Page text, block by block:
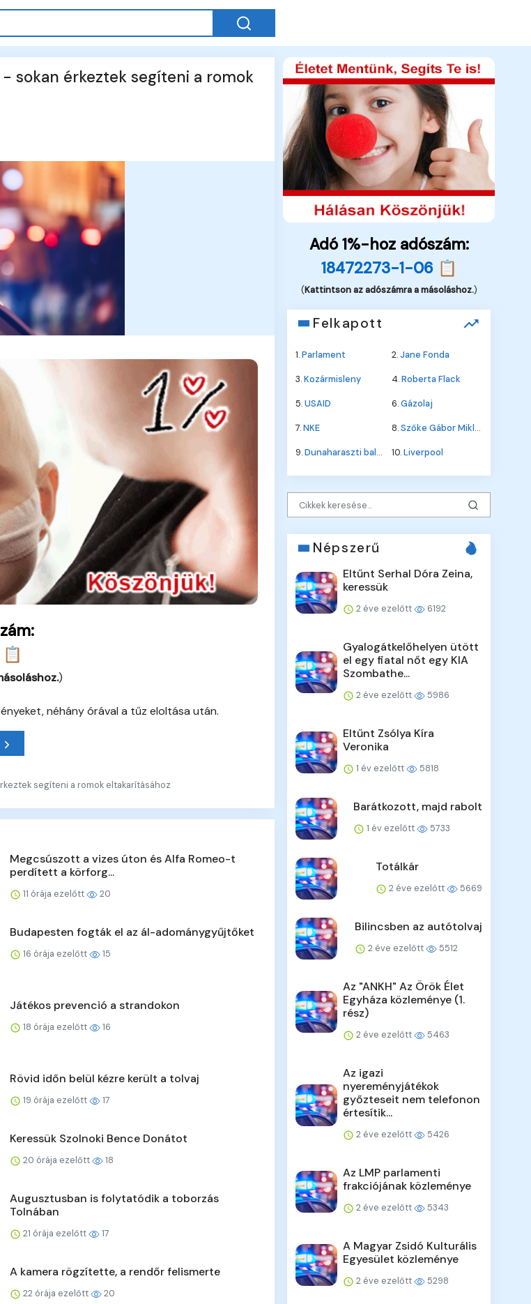
- sokan érkeztek segíteni a romok
)
néhány órával a tűz eloltása után.
segíteni a romok eltakarításához
Megcsúszott a vizes úton és Alfa Romeo-t
perdített a körforg...
11 órája ezelőtt 20
Budapesten fogták el az ál-adománygyűjtőket
16 órája ezelőtt 15
Játékos prevenció a strandokon
18 órája ezelőtt 16
Rövid időn belül kézre került a tolvaj
19 órája ezelőtt 17
Keressük Szolnoki Bence Donátot
20 órája ezelőtt 18
Augusztusban is folytatódik a toborzás
Tolnában
21 órája ezelőtt 17
A kamera rögzítette, a rendőr felismerte
22 órája ezelőtt 20
Adó 1%-hoz adószám:
18472273-1-06 📋
(Kattintson az adószámra a másoláshoz.)
Felkapott
1.Parlament 2.Jane Fonda
3.Kozármisleny 4.Roberta Flack
5.USAID 6.Gázolaj
7.NKE 8.Szőke Gábor Miklós
9.Dunaharaszti baleset 10.Liverpool
Népszerű
Eltűnt Serhal Dóra Zeina,
keressük
2 éve ezelőtt 6192
Gyalogátkelőhelyen ütött
el egy fiatal nőt egy KIA
Szombathe...
2 éve ezelőtt 5986
Eltűnt Zsólya Kíra
Veronika
1 év ezelőtt 5818
Barátkozott, majd rabolt
1 év ezelőtt 5733
Totálkár
2 éve ezelőtt 5669
Bilincsben az autótolvaj
2 éve ezelőtt 5512
Az "ANKH" Az Örök Élet
Egyháza közleménye (1.
rész)
2 éve ezelőtt 5463
Az igazi
nyereményjátékok
győzteseit nem telefonon
értesítik...
2 éve ezelőtt 5426
Az LMP parlamenti
frakciójának közleménye
2 éve ezelőtt 5343
A Magyar Zsidó Kulturális
Egyesület közleménye
2 éve ezelőtt 5298